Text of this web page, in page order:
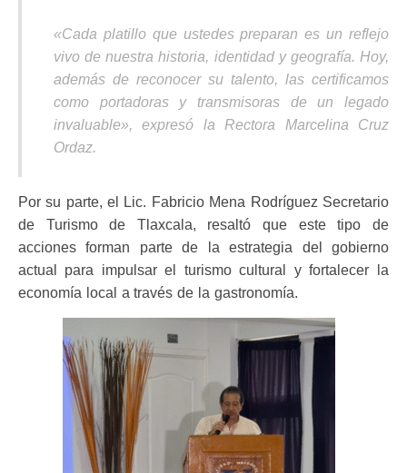
«Cada platillo que ustedes preparan es un reflejo
vivo de nuestra historia, identidad y geografía. Hoy,
además de reconocer su talento, las certificamos
como portadoras y transmisoras de un legado
invaluable», expresó la Rectora Marcelina Cruz
Ordaz.
Por su parte, el Lic. Fabricio Mena Rodríguez Secretario
de Turismo de Tlaxcala, resaltó que este tipo de
acciones forman parte de la estrategia del gobierno
actual para impulsar el turismo cultural y fortalecer la
economía local a través de la gastronomía.